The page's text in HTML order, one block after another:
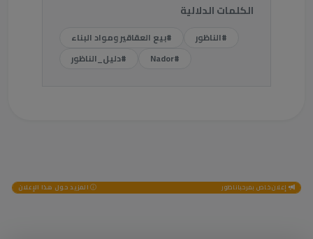
الكلمات الدلالية
#الناظور
#بيع العقاقير ومواد البناء
#Nador
#دليل_الناظور
إعلان خاص بمرحباناظور المزيد حول هذا الإعلان